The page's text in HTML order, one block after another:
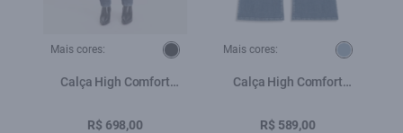
Mais cores:
Calça High Comfort
Used
R$ 698,00
Mais cores:
Calça High Comfort
R$ 589,00